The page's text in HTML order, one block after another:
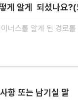
게 알게  되셨나요
항 또는 남기실 말